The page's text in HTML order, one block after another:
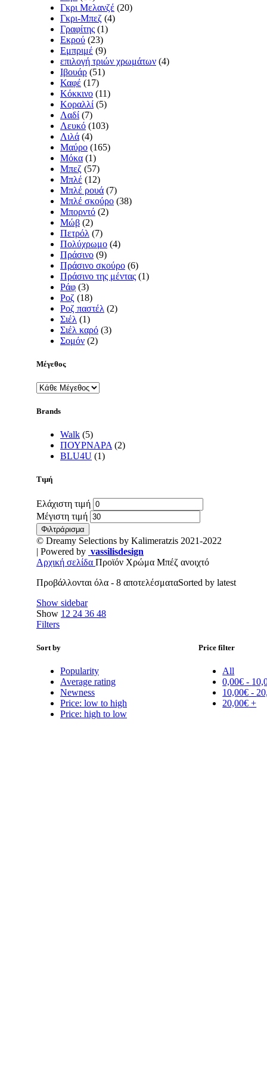
Γκρι Μελανζέ (20)
Γκρι-Μπεζ (4)
Γραφίτης (1)
Εκρού (23)
Εμπριμέ (9)
επιλογή τριών χρωμάτων (4)
Ιβουάρ (51)
Καφέ (17)
Κόκκινο (11)
Κοραλλί (5)
Λαδί (7)
Λευκό (103)
Λιλά (4)
Μαύρο (165)
Μόκα (1)
Μπεζ (57)
Μπλέ (12)
Μπλέ ρουά (7)
Μπλέ σκούρο (38)
Μπορντό (2)
Μώβ (2)
Πετρόλ (7)
Πολύχρωμο (4)
Πράσινο (9)
Πράσινο σκούρο (6)
Πράσινο της μέντας (1)
Ράφ (3)
Ροζ (18)
Ροζ παστέλ (2)
Σιέλ (1)
Σιέλ καρό (3)
Σομόν (2)
Μέγεθος
Brands
Walk (5)
ΠΟΥΡΝΑΡΑ (2)
BLU4U (1)
Τιμή
Ελάχιστη τιμή
Μέγιστη τιμή
Φιλτράρισμα
© Dreamy Selections by Kalimeratzis 2021-2022
| Powered by vassilisdesign
Αρχική σελίδα Προϊόν Χρώμα Μπέζ ανοιχτό
Προβάλλονται όλα - 8 αποτελέσματαSorted by latest
Show sidebar
Show 12 24 36 48
Filters
Sort by
Popularity
Average rating
Newness
Price: low to high
Price: high to low
Price filter
All
0,00€ -
10,00€ -
20,00€ +